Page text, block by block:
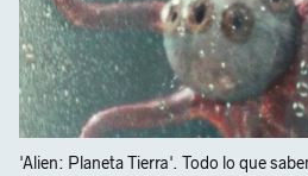
'Alien: Planeta Tierra'. Todo lo que